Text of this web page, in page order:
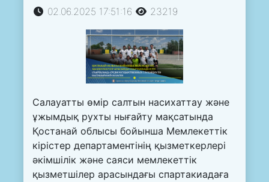
02.06.2025 17:51:16 23219
Салауатты өмір салтын насихаттау және
ұжымдық рухты нығайту мақсатында
Қостанай облысы бойынша Мемлекеттік
кірістер департаментінің қызметкерлері
әкімшілік және саяси мемлекеттік
қызметшілер арасындағы спартакиадаға